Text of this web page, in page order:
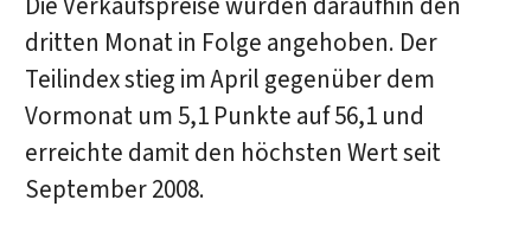
dritten Monat in Folge angehoben. Der
Teilindex stieg im April gegenüber dem
Vormonat um 5,1 Punkte auf 56,1 und
erreichte damit den höchsten Wert seit
September 2008.